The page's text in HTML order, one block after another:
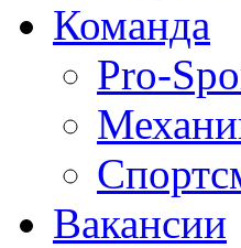
Команда
Pro-
Вакансии